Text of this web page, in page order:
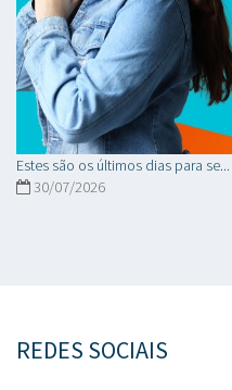
Estes são os últimos dias para se...
30/07/2026
REDES SOCIAIS